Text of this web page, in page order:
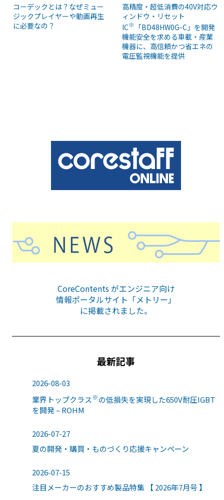
コーデックとは？なぜミュー
ジックプレイヤーや動画再生
に必要なの？
高精度・超低消費の40V対応ウ
ィンドウ・リセット
IC※
「BD48HW0G-C」を開発
機能安全を求める車載・産業
機器に、高信頼かつ省エネの
電圧監視機能を提供
CoreContents がエンジニア向け
情報ポータルサイト「メトリー」
に掲載されました。
最新記事
2026-08-03
業界トップクラス※の低損失を実現した650V耐圧IGBT
を開発 – ROHM
2026-07-27
夏の開発・購買・ものづくり応援キャンペーン
2026-07-15
注目メーカーのおすすめ製品特集 【 2026年7月号 】